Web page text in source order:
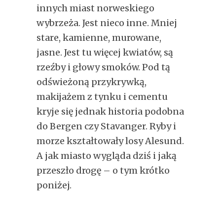
innych miast norweskiego
wybrzeża. Jest nieco inne. Mniej
stare, kamienne, murowane,
jasne. Jest tu więcej kwiatów, są
rzeźby i głowy smoków. Pod tą
odświeżoną przykrywką,
makijażem z tynku i cementu
kryje się jednak historia podobna
do Bergen czy Stavanger. Ryby i
morze kształtowały losy Alesund.
A jak miasto wygląda dziś i jaką
przeszło drogę – o tym krótko
poniżej.